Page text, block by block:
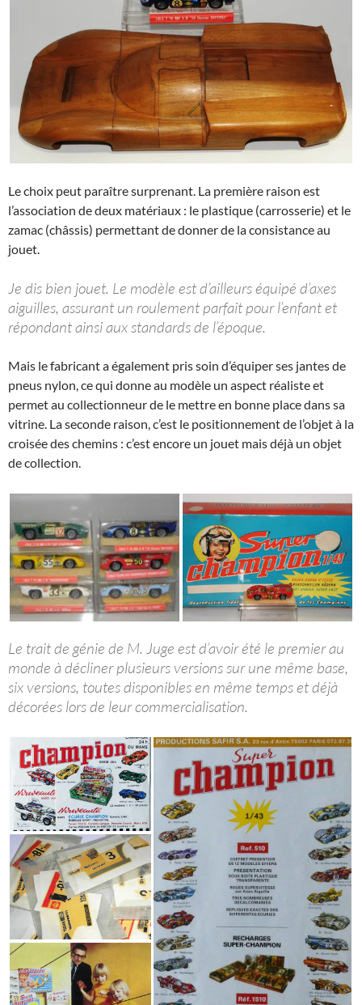
Le choix peut paraître surprenant. La première raison est
l’association de deux matériaux : le plastique (carrosserie) et le
zamac (châssis) permettant de donner de la consistance au
jouet.
Je dis bien jouet. Le modèle est d’ailleurs équipé d’axes
aiguilles, assurant un roulement parfait pour l’enfant et
répondant ainsi aux standards de l’époque.
Mais le fabricant a également pris soin d’équiper ses jantes de
pneus nylon, ce qui donne au modèle un aspect réaliste et
permet au collectionneur de le mettre en bonne place dans sa
vitrine. La seconde raison, c’est le positionnement de l’objet à la
croisée des chemins : c’est encore un jouet mais déjà un objet
de collection.
Le trait de génie de M. Juge est d’avoir été le premier au
monde à décliner plusieurs versions sur une même base,
six versions, toutes disponibles en même temps et déjà
décorées lors de leur commercialisation.